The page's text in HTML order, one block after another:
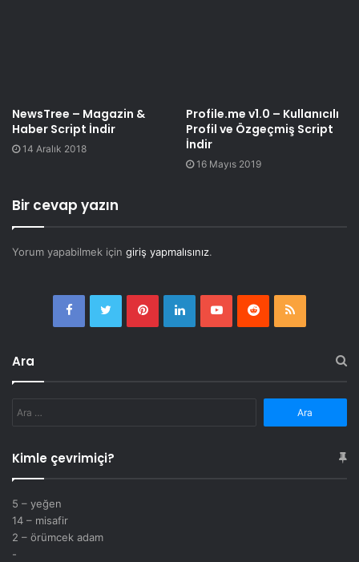
NewsTree – Magazin &
Haber Script İndir
14 Aralık 2018
Profile.me v1.0 – Kullanıcılı
Profil ve Özgeçmiş Script
İndir
16 Mayıs 2019
Bir cevap yazın
Yorum yapabilmek için giriş yapmalısınız.
FacebookTwitterPinterestLinkedInYouTubeRedditRSS
Ara
Kimle çevrimiçi?
5 – yeğen
14 – misafir
2 – örümcek adam
-